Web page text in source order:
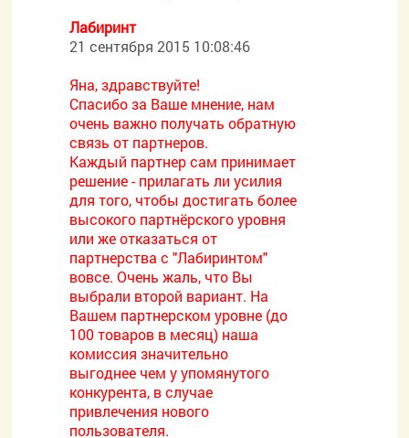
Лабиринт
21 сентября 2015 10:08:46
Яна, здравствуйте!
Спасибо за Ваше мнение, нам
очень важно получать обратную
связь от партнеров.
Каждый партнер сам принимает
решение - прилагать ли усилия
для того, чтобы достигать более
высокого партнёрского уровня
или же отказаться от
партнерства с "Лабиринтом"
вовсе. Очень жаль, что Вы
выбрали второй вариант. На
Вашем партнерском уровне (до
100 товаров в месяц) наша
комиссия значительно
выгоднее чем у упомянутого
конкурента, в случае
привлечения нового
пользователя.